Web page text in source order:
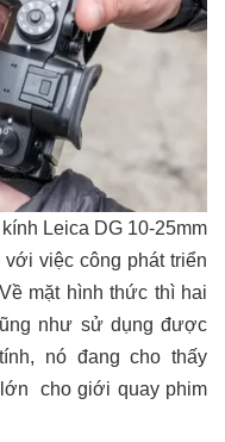
Leica DG 10-25mm
việc công phát triển
mặt hình thức thì hai
như sử dụng được
nó đang cho thấy
lớn cho giới quay phim